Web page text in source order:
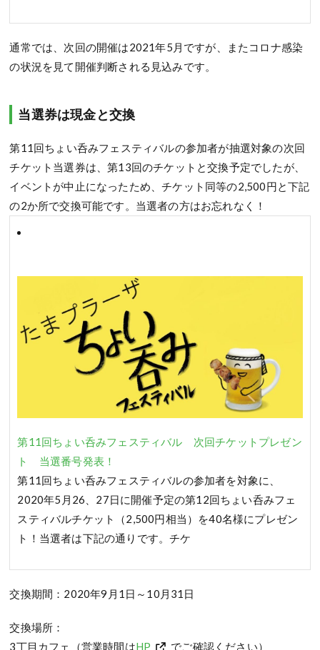
通常では、次回の開催は2021年5月ですが、またコロナ感染
の状況を見て開催判断される見込みです。
当選券は現金と交換
第11回ちょい呑みフェスティバルの参加者が抽選対象の次回
チケット当選券は、第13回のチケットと交換予定でしたが、
イベントが中止になったため、チケット同等の2,500円と下記
の2か所で交換可能です。当選者の方はお忘れなく！
第11回ちょい呑みフェスティバル 次回チケットプレゼン
ト 当選番号発表！
第11回ちょい呑みフェスティバルの参加者を対象に、
2020年5月26、27日に開催予定の第12回ちょい呑みフェ
スティバルチケット（2,500円相当）を40名様にプレゼン
ト！当選者は下記の通りです。チケ
交換期間：2020年9月1日～10月31日
交換場所：
3丁目カフェ（営業時間はHP でご確認ください）